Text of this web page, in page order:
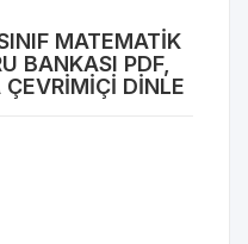
MATEMATIK
BANKASI PDF,
DINLE